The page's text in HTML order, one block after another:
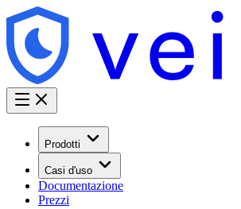
Prodotti
Casi d'uso
Documentazione
Prezzi